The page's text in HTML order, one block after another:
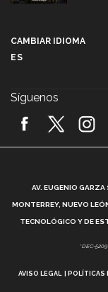
2026!
Vida
CAMBIAR IDIOMA
ES
Síguenos
AV. EUGENIO
MONTERREY, NUEVO
TECNOLÓGICO Y DE
*DEC-
AVISO LEGAL POLÍTICAS